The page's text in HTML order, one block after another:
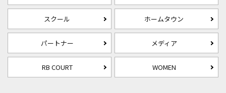
スクール ホームタウン
パートナー メディア
RB COURT WOMEN